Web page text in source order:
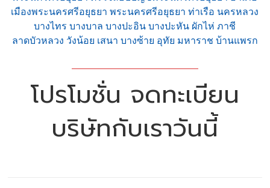
เมืองพระนครศรีอยุธยา พระนครศรีอยุธยา ท่าเรือ นครหลวง
บางไทร บางบาล บางปะอิน บางปะหัน ผักไห่ ภาชี
ลาดบัวหลวง วังน้อย เสนา บางซ้าย อุทัย มหาราช บ้านแพรก
โปรโมชั่น จดทะเบียน
บริษัทกับเราวันนี้